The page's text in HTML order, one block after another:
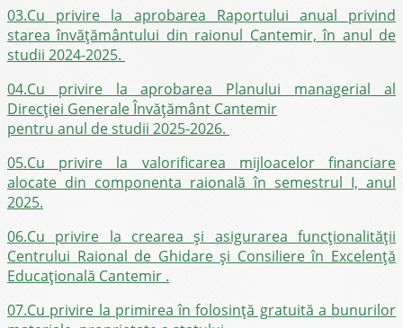
03.Cu privire la aprobarea Raportului anual privind
starea învățământului din raionul Cantemir, în anul de
studii 2024-2025.
04.Cu privire la aprobarea Planului managerial al
Direcției Generale Învățământ Cantemir
pentru anul de studii 2025-2026.
05.Cu privire la valorificarea mijloacelor financiare
alocate din componenta raională în semestrul I, anul
2025.
06.Cu privire la crearea și asigurarea funcționalității
Centrului Raional de Ghidare și Consiliere în Excelență
Educațională Cantemir .
07.Cu privire la primirea în folosință gratuită a bunurilor